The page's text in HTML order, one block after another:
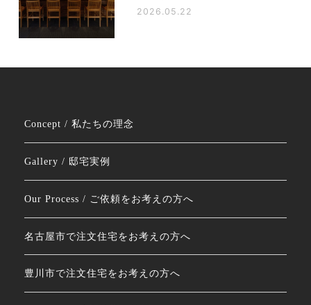
2026.05.22
Concept / 私たちの理念
Gallery / 邸宅実例
Our Process / ご依頼をお考えの方へ
名古屋市で注文住宅をお考えの方へ
豊川市で注文住宅をお考えの方へ